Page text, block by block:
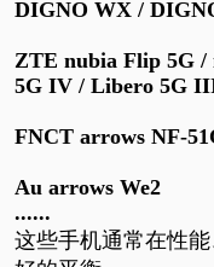
DIGNO WX /
ZTE nubia Flip 5G
5G IV / Libero 5G
FNCT arrows NF-
Au arrows We2
......
这些手机通常在性